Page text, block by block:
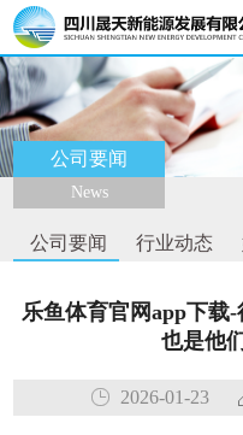
公司要闻
News
公司要闻 行业动态
乐鱼体育官网app下载-
也是他
2026-01-23